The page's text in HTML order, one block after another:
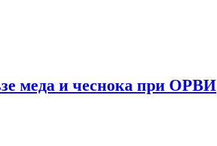
меда и чеснока при ОРВИ